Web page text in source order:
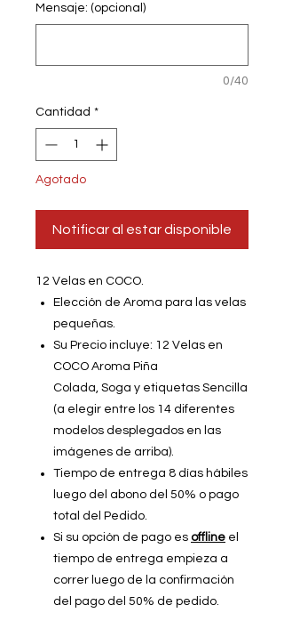
Mensaje: (opcional)
0/40
Cantidad *
Agotado
Notificar al estar disponible
12 Velas en COCO.
Elección de Aroma para las velas
pequeñas.
Su Precio incluye: 12 Velas en
COCO Aroma Piña
Colada, Soga y etiquetas Sencilla
(a elegir entre los 14 diferentes
modelos desplegados en las
imágenes de arriba).
Tiempo de entrega 8 días hábiles
luego del abono del 50% o pago
total del Pedido.
Si su opción de pago es offline el
tiempo de entrega empieza a
correr luego de la confirmación
del pago del 50% de pedido.